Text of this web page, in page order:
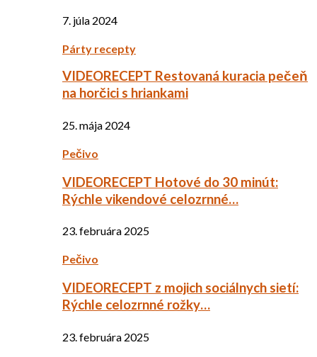
7. júla 2024
Párty recepty
VIDEORECEPT Restovaná kuracia pečeň
na horčici s hriankami
25. mája 2024
Pečivo
VIDEORECEPT Hotové do 30 minút:
Rýchle vikendové celozrnné…
23. februára 2025
Pečivo
VIDEORECEPT z mojich sociálnych sietí:
Rýchle celozrnné rožky…
23. februára 2025